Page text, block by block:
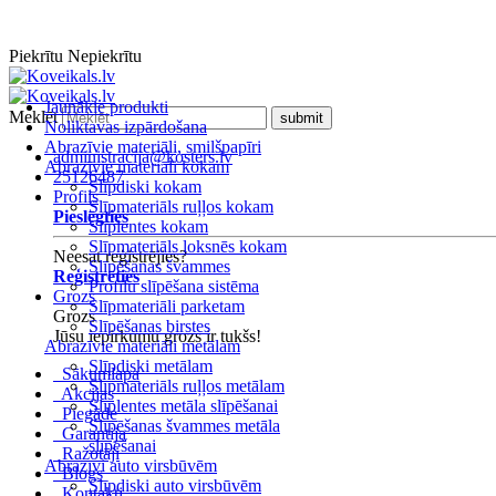
Piekrītu Nepiekrītu
Jaunākie produkti
Noliktavas izpārdošana
Abrazīvie materiāli, smilšpapīri
Abrazīvie materiāli kokam
Slīpdiski kokam
Slīpmateriāls ruļļos kokam
Slīplentes kokam
Slīpmateriāls loksnēs kokam
Slīpēšanas švammes
Profilu slīpēšana sistēma
Slīpmateriāli parketam
Slīpēšanas birstes
Abrazīvie materiāli metālam
Slīpdiski metālam
Slīpmateriāls ruļļos metālam
Slīplentes metāla slīpēšanai
Slīpēšanas švammes metāla
slīpēšanai
Abrazīvi auto virsbūvēm
Slīpdiski auto virsbūvēm
Meklēt
administracija@kosters.lv
25126487
Profils
Pieslēgties
Neesat reģistrējies?
Reģistrēties
Grozs
Grozs
Jūsu iepirkumu grozs ir tukšs!
Sākumlapa
Akcijas
Piegāde
Garantija
Ražotāji
Blogs